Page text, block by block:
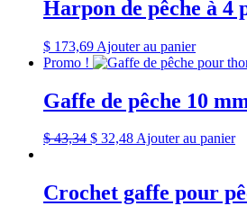
Harpon de pêche à 4
$ 173,69 Ajouter au panier
Promo !
Gaffe de pêche 10
$43,34 $ 32,48Ajouter au panier
Crochet gaffe pour